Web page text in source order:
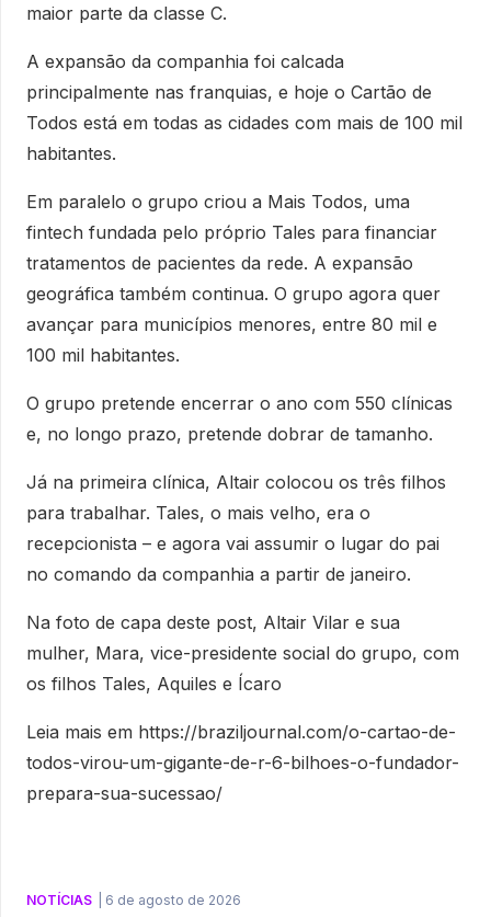
maior parte da classe C.
A expansão da companhia foi calcada
principalmente nas franquias, e hoje o Cartão de
Todos está em todas as cidades com mais de 100 mil
habitantes.
Em paralelo o grupo criou a Mais Todos, uma
fintech fundada pelo próprio Tales para financiar
tratamentos de pacientes da rede. A expansão
geográfica também continua. O grupo agora quer
avançar para municípios menores, entre 80 mil e
100 mil habitantes.
O grupo pretende encerrar o ano com 550 clínicas
e, no longo prazo, pretende dobrar de tamanho.
Já na primeira clínica, Altair colocou os três filhos
para trabalhar. Tales, o mais velho, era o
recepcionista – e agora vai assumir o lugar do pai
no comando da companhia a partir de janeiro.
Na foto de capa deste post, Altair Vilar e sua
mulher, Mara, vice-presidente social do grupo, com
os filhos Tales, Aquiles e Ícaro
Leia mais em https://braziljournal.com/o-cartao-de-
todos-virou-um-gigante-de-r-6-bilhoes-o-fundador-
prepara-sua-sucessao/
NOTÍCIAS 6 de agosto de 2026